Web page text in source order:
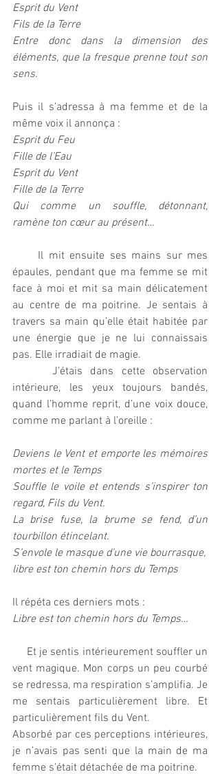
Esprit du Vent
Fils de la Terre
Entre donc dans la dimension des
éléments, que la fresque prenne tout son
sens.
Puis il s’adressa à ma femme et de la
même voix il annonça :
Esprit du Feu
Fille de l’Eau
Esprit du Vent
Fille de la Terre
Qui comme un souffle, détonnant,
ramène ton cœur au présent…
Il mit ensuite ses mains sur mes
épaules, pendant que ma femme se mit
face à moi et mit sa main délicatement
au centre de ma poitrine. Je sentais à
travers sa main qu’elle était habitée par
une énergie que je ne lui connaissais
pas. Elle irradiait de magie.
J’étais dans cette observation
intérieure, les yeux toujours bandés,
quand l’homme reprit, d’une voix douce,
comme me parlant à l’oreille :
Deviens le Vent et emporte les mémoires
mortes et le Temps
Souffle le voile et entends s’inspirer ton
regard, Fils du Vent.
La brise fuse, la brume se fend, d’un
tourbillon étincelant.
S’envole le masque d’une vie bourrasque,
libre est ton chemin hors du Temps
Il répéta ces derniers mots :
Libre est ton chemin hors du Temps…
Et je sentis intérieurement souffler un
vent magique. Mon corps un peu courbé
se redressa, ma respiration s’amplifia. Je
me sentais particulièrement libre. Et
particulièrement fils du Vent.
Absorbé par ces perceptions intérieures,
je n’avais pas senti que la main de ma
femme s’était détachée de ma poitrine.